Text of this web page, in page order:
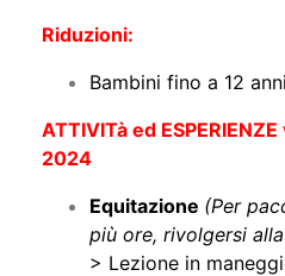
Riduzioni:
Bambini fino a 12
ATTIVITà ed
2024
Equitazione (Per
più ore, rivolgersi
> Lezione in